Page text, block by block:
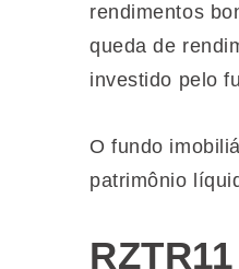
rendimentos
queda de
investido pelo
O fundo
patrimônio